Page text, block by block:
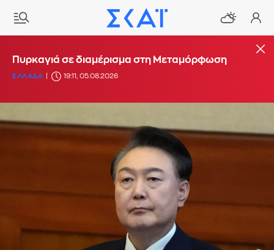
Πυρκαγιά σε διαμέρισμα στη Μεταμόρφωση
ΕΛΛΑΔΑ 19:11, 05.08.2026